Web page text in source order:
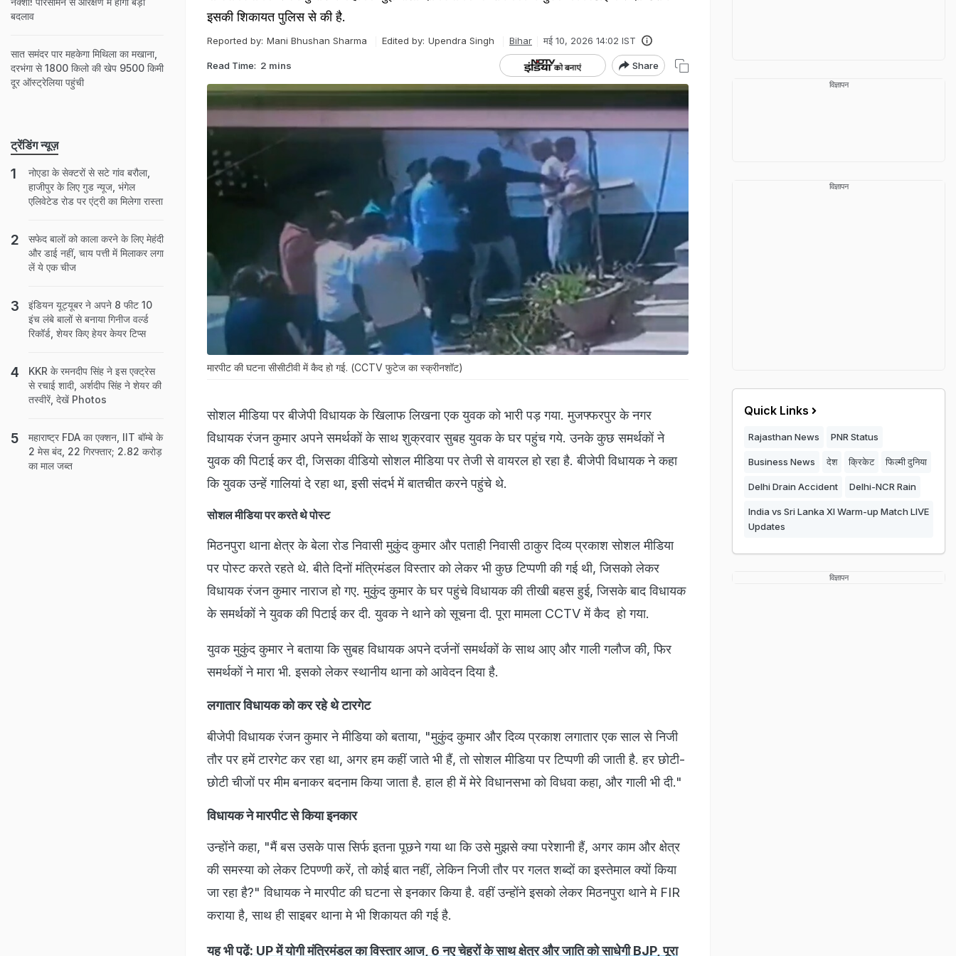
इसकी शिकायत पुलिस से की है.
Reported by: Mani Bhushan Sharma Edited by: Upendra Singh Bihar मई 10, 2026 14:02 IST
Read Time: 2 mins Share
मारपीट की घटना सीसीटीवी में कैद हो गई. (CCTV फुटेज का स्क्रीनशॉट)
सोशल मीडिया पर बीजेपी विधायक के खिलाफ लिखना एक युवक को भारी पड़ गया. मुजफ्फरपुर के नगर
विधायक रंजन कुमार अपने समर्थकों के साथ शुक्रवार सुबह युवक के घर पहुंच गये. उनके कुछ समर्थकों ने
युवक की पिटाई कर दी, जिसका वीडियो सोशल मीडिया पर तेजी से वायरल हो रहा है. बीजेपी विधायक ने कहा
कि युवक उन्हें गालियां दे रहा था, इसी संदर्भ में बातचीत करने पहुंचे थे.
सोशल मीडिया पर करते थे पोस्ट
मिठनपुरा थाना क्षेत्र के बेला रोड निवासी मुकुंद कुमार और पताही निवासी ठाकुर दिव्य प्रकाश सोशल मीड‍िया
पर पोस्ट करते रहते थे. बीते दिनों मंत्रिमंडल विस्तार को लेकर भी कुछ टिप्पणी की गई थी, जिसको लेकर
विधायक रंजन कुमार नाराज हो गए. मुकुंद कुमार के घर पहुंचे व‍िधायक की तीखी बहस हुई, जिसके बाद विधायक
के समर्थकों ने युवक की पिटाई कर दी. युवक ने थाने को सूचना दी. पूरा मामला CCTV में कैद हो गया.
युवक मुकुंद कुमार ने बताया कि सुबह विधायक अपने दर्जनों समर्थकों के साथ आए और गाली गलौज की, फिर
समर्थकों ने मारा भी. इसको लेकर स्थानीय थाना को आवेदन दिया है.
लगातार विधायक को कर रहे थे टारगेट
बीजेपी विधायक रंजन कुमार ने मीडिया को बताया, "मुकुंद कुमार और दिव्य प्रकाश लगातार एक साल से निजी
तौर पर हमें टारगेट कर रहा था, अगर हम कहीं जाते भी हैं, तो सोशल मीडिया पर टिप्पणी की जाती है. हर छोटी-
छोटी चीजों पर मीम बनाकर बदनाम किया जाता है. हाल ही में मेरे विधानसभा को व‍िधवा कहा, और गाली भी दी."
विधायक ने मारपीट से किया इनकार
उन्होंने कहा, "मैं बस उसके पास सिर्फ इतना पूछने गया था कि उसे मुझसे क्या परेशानी हैं, अगर काम और क्षेत्र
की समस्या को लेकर टिपण्णी करें, तो कोई बात नहीं, लेकिन निजी तौर पर गलत शब्दों का इस्तेमाल क्यों किया
जा रहा है?" विधायक ने मारपीट की घटना से इनकार किया है. वहीं उन्होंने इसको लेकर मिठनपुरा थाने मे FIR
कराया है, साथ ही साइबर थाना मे भी शिकायत की गई है.
यह भी पढ़ें: UP में योगी मंत्रिमंडल का विस्तार आज, 6 नए चेहरों के साथ क्षेत्र और जाति को साधेगी BJP, पूरा
बदलाव
सात समंदर पार महकेगा मिथिला का मखाना,
दरभंगा से 1800 किलो की खेप 9500 किमी
दूर ऑस्ट्रेलिया पहुंची
ट्रेंडिंग न्यूज़
नोएडा के सेक्टरों से सटे गांव बरौला,
हाजीपुर के लिए गुड न्यूज, भंगेल
एलिवेटेड रोड पर एंट्री का मिलेगा रास्ता
सफेद बालों को काला करने के लिए मेहंदी
और डाई नहीं, चाय पत्ती में मिलाकर लगा
लें ये एक चीज
इंडियन यूट्यूबर ने अपने 8 फीट 10
इंच लंबे बालों से बनाया गिनीज वर्ल्ड
रिकॉर्ड, शेयर किए हेयर केयर टिप्स
KKR के रमनदीप सिंह ने इस एक्ट्रेस
से रचाई शादी, अर्शदीप सिंह ने शेयर की
तस्वीरें, देखें Photos
महाराष्ट्र FDA का एक्शन, IIT बॉम्बे के
2 मेस बंद, 22 गिरफ्तार; 2.82 करोड़
का माल जब्त
विज्ञापन
विज्ञापन
Quick Links
Rajasthan News PNR Status
Business News देश क्रिकेट फिल्मी दुनिया
Delhi Drain Accident Delhi-NCR Rain
India vs Sri Lanka XI Warm-up Match LIVE
Updates
विज्ञापन